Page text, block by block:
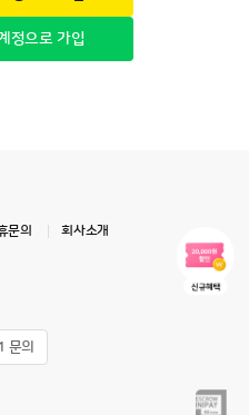
정으로 가입
문의 회사소개
문의